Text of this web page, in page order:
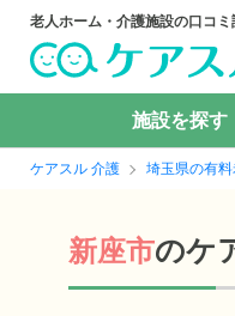
老人ホーム・介護施設の口コミ
施設を探す
ケアスル 介護 埼玉県の有
新座市のケ